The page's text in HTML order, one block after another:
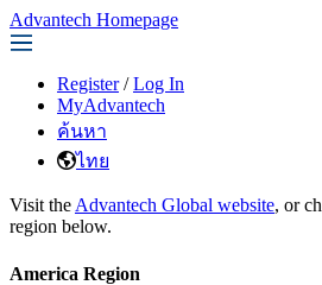
Advantech Homepage
Register / Log In
MyAdvantech
ค้นหา
ไทย
Visit the Advantech Global website, or
region below.
America Region